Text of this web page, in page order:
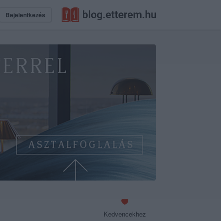
Bejelentkezés
Kedvencekhez